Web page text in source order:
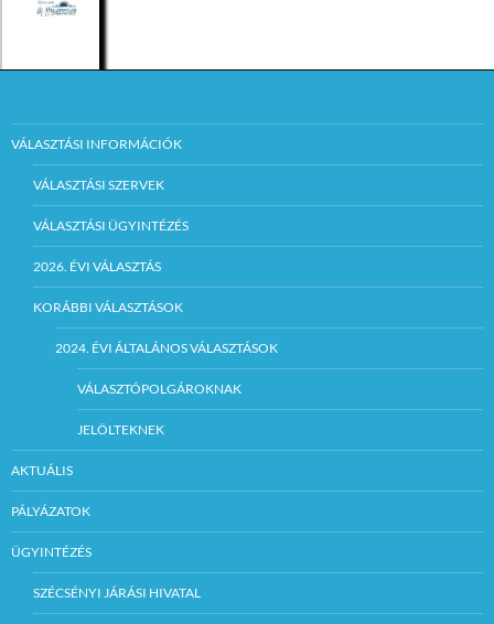
VÁLASZTÁSI INFORMÁCIÓK
VÁLASZTÁSI SZERVEK
VÁLASZTÁSI ÜGYINTÉZÉS
2026. ÉVI VÁLASZTÁS
KORÁBBI VÁLASZTÁSOK
2024. ÉVI ÁLTALÁNOS VÁLASZTÁSOK
VÁLASZTÓPOLGÁROKNAK
JELÖLTEKNEK
AKTUÁLIS
PÁLYÁZATOK
ÜGYINTÉZÉS
SZÉCSÉNYI JÁRÁSI HIVATAL